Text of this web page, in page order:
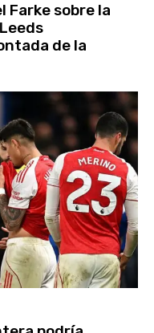
Farke sobre la
de la